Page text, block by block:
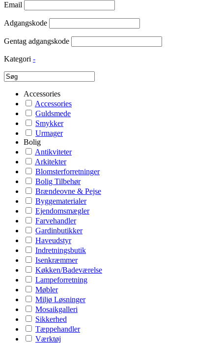
Email
Adgangskode
Gentag adgangskode
Kategori -
Accessories
Accessories
Guldsmede
Smykker
Urmager
Bolig
Antikviteter
Arkitekter
Blomsterforretninger
Bolig Tilbehør
Brændeovne & Pejse
Byggematerialer
Ejendomsmægler
Farvehandler
Gardinbutikker
Haveudstyr
Indretningsbutik
Isenkræmmer
Køkken/Badeværelse
Lampeforretning
Møbler
Miljø Løsninger
Mosaikgalleri
Sikkerhed
Tæppehandler
Værktøj